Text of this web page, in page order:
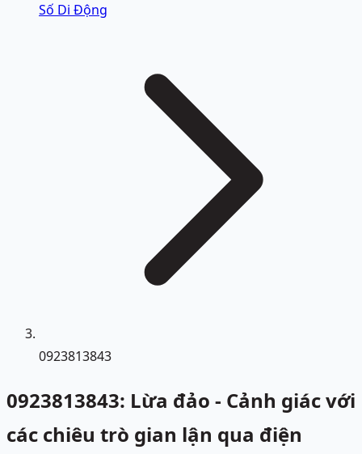
Số Di Động
0923813843
0923813843: Lừa đảo - Cảnh giác với
các chiêu trò gian lận qua điện